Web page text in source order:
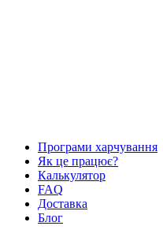
Програми харчування
Як це працює?
Калькулятор
FAQ
Доставка
Блог